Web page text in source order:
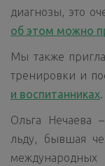
диагнозы, это
об этом можно
Мы также
тренировки и
и воспитанниках.
Ольга Нечаева
льду, бывшая